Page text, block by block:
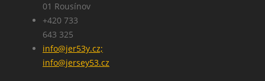
01 Rousínov
+420 733
643 325
info@jer53y.cz;
info@jersey53.cz